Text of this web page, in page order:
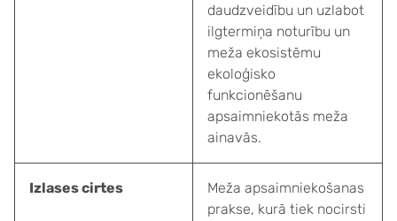
daudzveidību un uzlabot
ilgtermiņa noturību un
meža ekosistēmu
ekoloģisko
funkcionēšanu
apsaimniekotās meža
ainavās.
Izlases cirtes
Meža apsaimniekošanas
prakse, kurā tiek nocirsti